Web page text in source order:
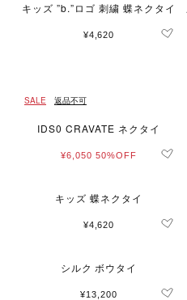
キッズ ”b.”ロゴ 刺繍 蝶ネクタイ
¥4,620
SALE 返品不可
IDS0 CRAVATE ネクタイ
¥6,050 50%OFF
キッズ 蝶ネクタイ
¥4,620
シルク ボウタイ
¥13,200